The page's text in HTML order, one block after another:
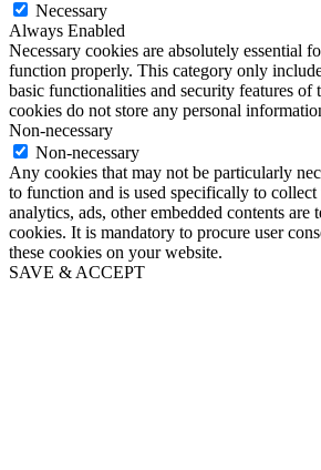
Necessary
Always Enabled
Necessary cookies are absolutely essential
function properly. This category only
basic functionalities and security features of
cookies do not store any personal
Non-necessary
Non-necessary
Any cookies that may not be particularly
to function and is used specifically to collect
analytics, ads, other embedded contents are
cookies. It is mandatory to procure user
these cookies on your website.
SAVE & ACCEPT